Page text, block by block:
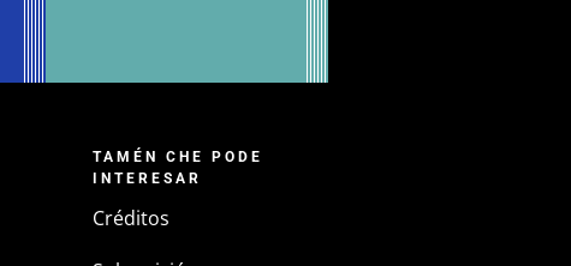
TAMÉN CHE PODE
INTERESAR
Créditos